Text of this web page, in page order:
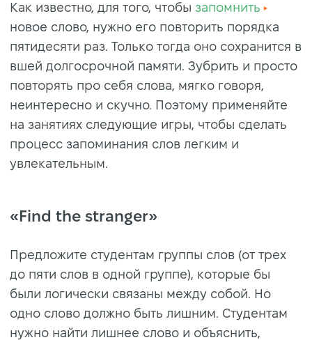
Как известно, для того, чтобы запомнить
новое слово, нужно его повторить порядка
пятидесяти раз. Только тогда оно сохранится в
вшей долгосрочной памяти. Зубрить и просто
повторять про себя слова, мягко говоря,
неинтересно и скучно. Поэтому применяйте
на занятиях следующие игры, чтобы сделать
процесс запоминания слов легким и
увлекательным.
«Find the stranger»
Предложите студентам группы слов (от трех
до пяти слов в одной группе), которые бы
были логически связаны между собой. Но
одно слово должно быть лишним. Студентам
нужно найти лишнее слово и объяснить,